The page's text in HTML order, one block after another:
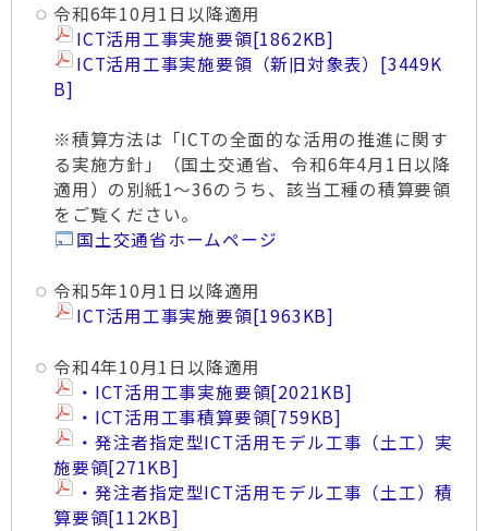
令和6年10月1日以降適用
ICT活用工事実施要領[1862KB]
ICT活用工事実施要領（新旧対象表） [3449K
B]
※積算方法は「ICTの全面的な活用の推進に関す
る実施方針」（国土交通省、令和6年4月1日以降
適用）の別紙1～36のうち、該当工種の積算要領
をご覧ください。
国土交通省ホームページ
令和5年10月1日以降適用
ICT活用工事実施要領[1963KB]
令和4年10月1日以降適用
・ICT活用工事実施要領[2021KB]
・ICT活用工事積算要領[759KB]
・発注者指定型ICT活用モデル工事（土工）実
施要領[271KB]
・発注者指定型ICT活用モデル工事（土工）積
算要領[112KB]